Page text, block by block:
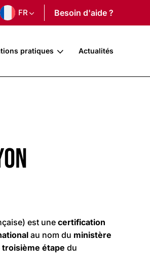
FR Besoin d'aide ?
pratiques Actualités
est une certification
au nom du ministère
troisième étape du